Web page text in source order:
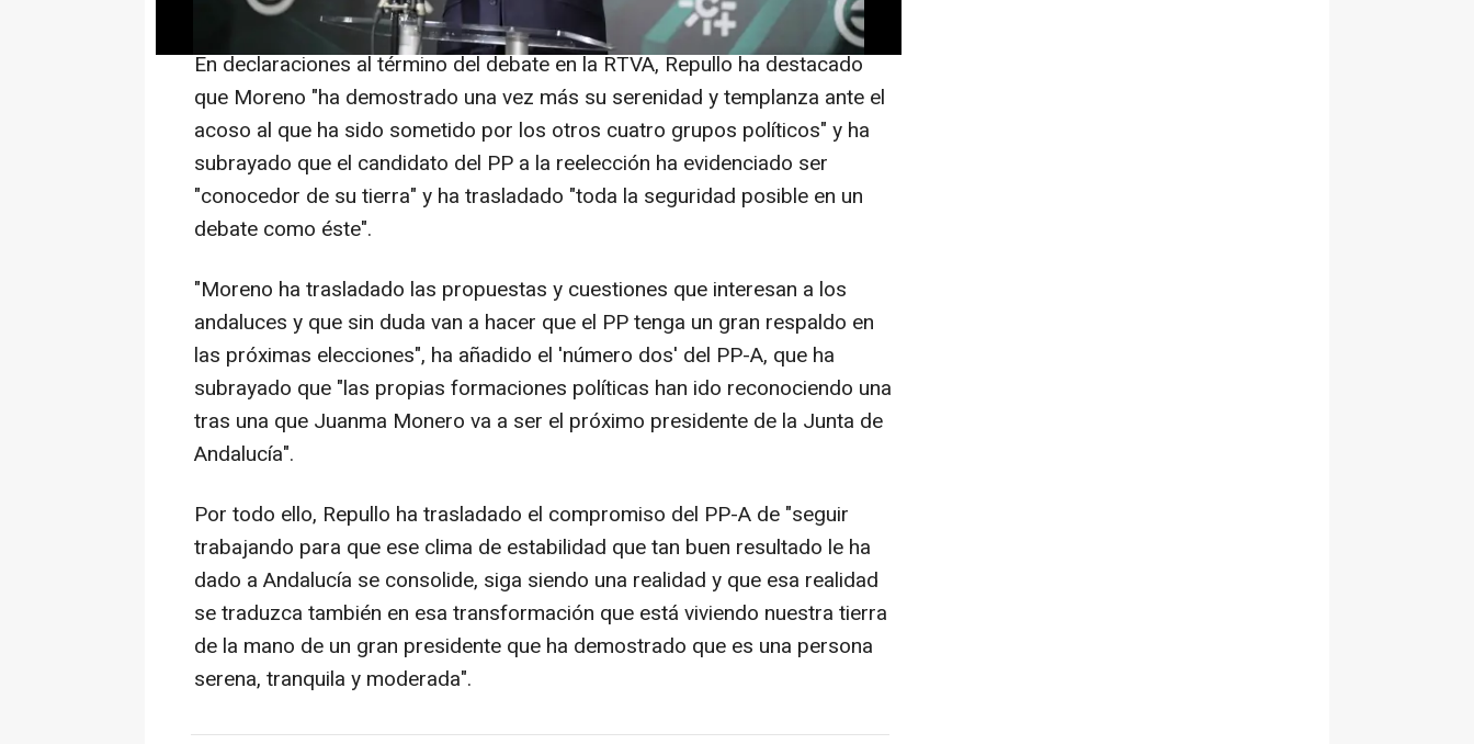
En declaraciones al término del debate en la RTVA, Repullo ha destacado
que Moreno "ha demostrado una vez más su serenidad y templanza ante el
acoso al que ha sido sometido por los otros cuatro grupos políticos" y ha
subrayado que el candidato del PP a la reelección ha evidenciado ser
"conocedor de su tierra" y ha trasladado "toda la seguridad posible en un
debate como éste".
"Moreno ha trasladado las propuestas y cuestiones que interesan a los
andaluces y que sin duda van a hacer que el PP tenga un gran respaldo en
las próximas elecciones", ha añadido el 'número dos' del PP-A, que ha
subrayado que "las propias formaciones políticas han ido reconociendo una
tras una que Juanma Monero va a ser el próximo presidente de la Junta de
Andalucía".
Por todo ello, Repullo ha trasladado el compromiso del PP-A de "seguir
trabajando para que ese clima de estabilidad que tan buen resultado le ha
dado a Andalucía se consolide, siga siendo una realidad y que esa realidad
se traduzca también en esa transformación que está viviendo nuestra tierra
de la mano de un gran presidente que ha demostrado que es una persona
serena, tranquila y moderada".